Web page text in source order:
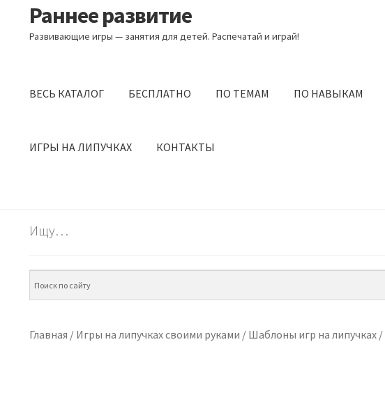
Перейти
к
навигации
Перейти
к
содержимому
Раннее развитие
Развивающие игры — занятия для детей. Распечатай и играй!
ВЕСЬ КАТАЛОГ БЕСПЛАТНО ПО ТЕМАМ ПО НАВЫКАМ
ИГРЫ НА ЛИПУЧКАХ КОНТАКТЫ
Ищу…
Главная / Игры на липучках своими руками / Шаблоны игр на липучках/